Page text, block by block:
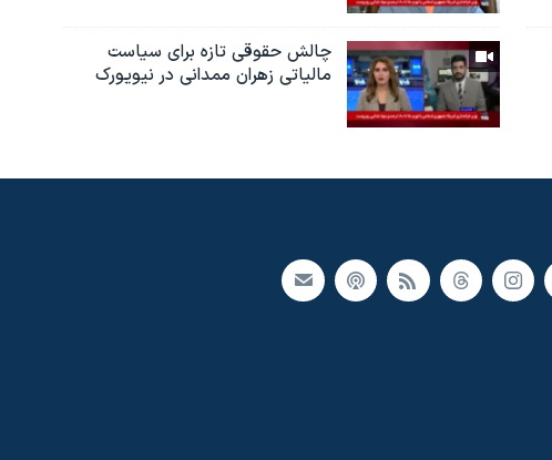
چالش حقوقی تازه برای سیاست
مالیاتی زهران ممدانی در نیویورک